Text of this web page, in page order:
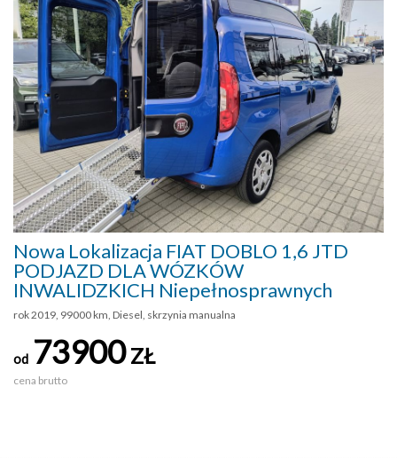
Nowa Lokalizacja FIAT DOBLO 1,6 JTD
PODJAZD DLA WÓZKÓW
INWALIDZKICH Niepełnosprawnych
rok 2019, 99000 km, Diesel, skrzynia manualna
od 73900ZŁ
cena brutto